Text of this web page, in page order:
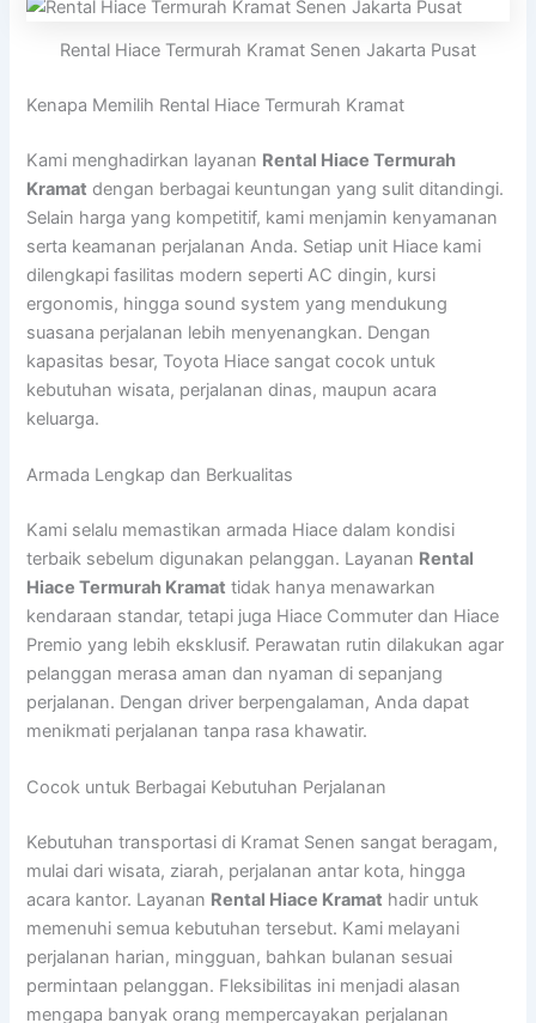
Rental Hiace Termurah Kramat Senen Jakarta Pusat
Kenapa Memilih Rental Hiace Termurah Kramat
Kami menghadirkan layanan Rental Hiace Termurah
Kramat dengan berbagai keuntungan yang sulit ditandingi.
Selain harga yang kompetitif, kami menjamin kenyamanan
serta keamanan perjalanan Anda. Setiap unit Hiace kami
dilengkapi fasilitas modern seperti AC dingin, kursi
ergonomis, hingga sound system yang mendukung
suasana perjalanan lebih menyenangkan. Dengan
kapasitas besar, Toyota Hiace sangat cocok untuk
kebutuhan wisata, perjalanan dinas, maupun acara
keluarga.
Armada Lengkap dan Berkualitas
Kami selalu memastikan armada Hiace dalam kondisi
terbaik sebelum digunakan pelanggan. Layanan Rental
Hiace Termurah Kramat tidak hanya menawarkan
kendaraan standar, tetapi juga Hiace Commuter dan Hiace
Premio yang lebih eksklusif. Perawatan rutin dilakukan agar
pelanggan merasa aman dan nyaman di sepanjang
perjalanan. Dengan driver berpengalaman, Anda dapat
menikmati perjalanan tanpa rasa khawatir.
Cocok untuk Berbagai Kebutuhan Perjalanan
Kebutuhan transportasi di Kramat Senen sangat beragam,
mulai dari wisata, ziarah, perjalanan antar kota, hingga
acara kantor. Layanan Rental Hiace Kramat hadir untuk
memenuhi semua kebutuhan tersebut. Kami melayani
perjalanan harian, mingguan, bahkan bulanan sesuai
permintaan pelanggan. Fleksibilitas ini menjadi alasan
mengapa banyak orang mempercayakan perjalanan